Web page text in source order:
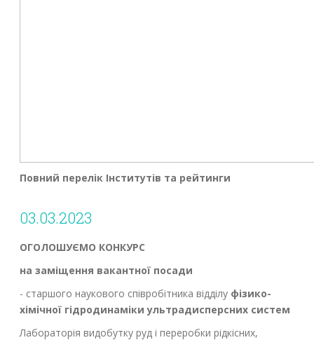
Повний перелік Інститутів та рейтинги
03.03.2023
ОГОЛОШУЄМО КОНКУРС
на заміщення вакантної посади
- старшого наукового співробітника відділу фізико-
хімічної гідродинаміки ультрадисперсних систем
Лабораторія видобутку руд і переробки рідкісних,